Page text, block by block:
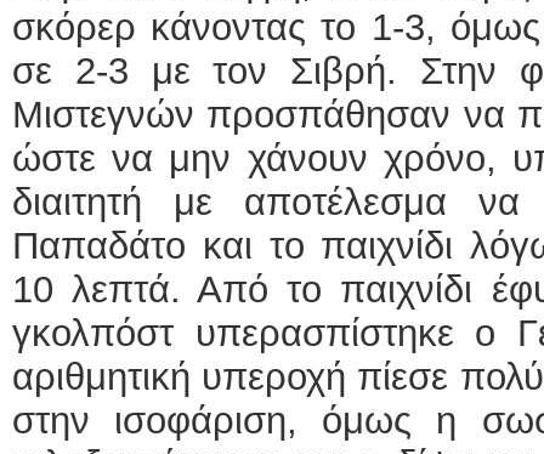
σκόρερ κάνοντας το 1-3,
σε 2-3 με τον Σιβρή. Στην
Μιστεγνών προσπάθησαν να
ώστε να μην χάνουν χρόνο,
διαιτητή με αποτέλεσμα
Παπαδάτο και το παιχνίδι
10 λεπτά. Από το παιχνίδι
γκολπόστ υπερασπίστηκε ο
αριθμητική υπεροχή πίεσε
στην ισοφάριση, όμως η